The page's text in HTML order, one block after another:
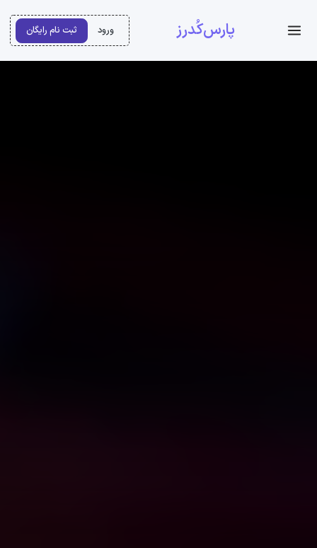
پارس‌کُدرز ورود ثبت نام رایگان